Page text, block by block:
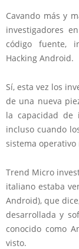
Cavando más y
investigadores
código fuente,
Hacking Android.
Sí, esta vez los
de una nueva
la capacidad de
incluso cuando
sistema
Trend Micro
italiano estaba
Android), que
desarrollada y
conocido como
visto.